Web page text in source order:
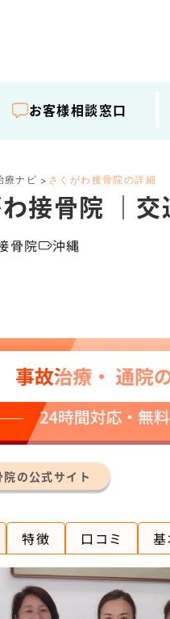
お客様相談窓口
療ナビ > さくがわ接骨院の詳細
接骨院 ｜
骨院 沖縄
の公式サイト
特徴 口コミ